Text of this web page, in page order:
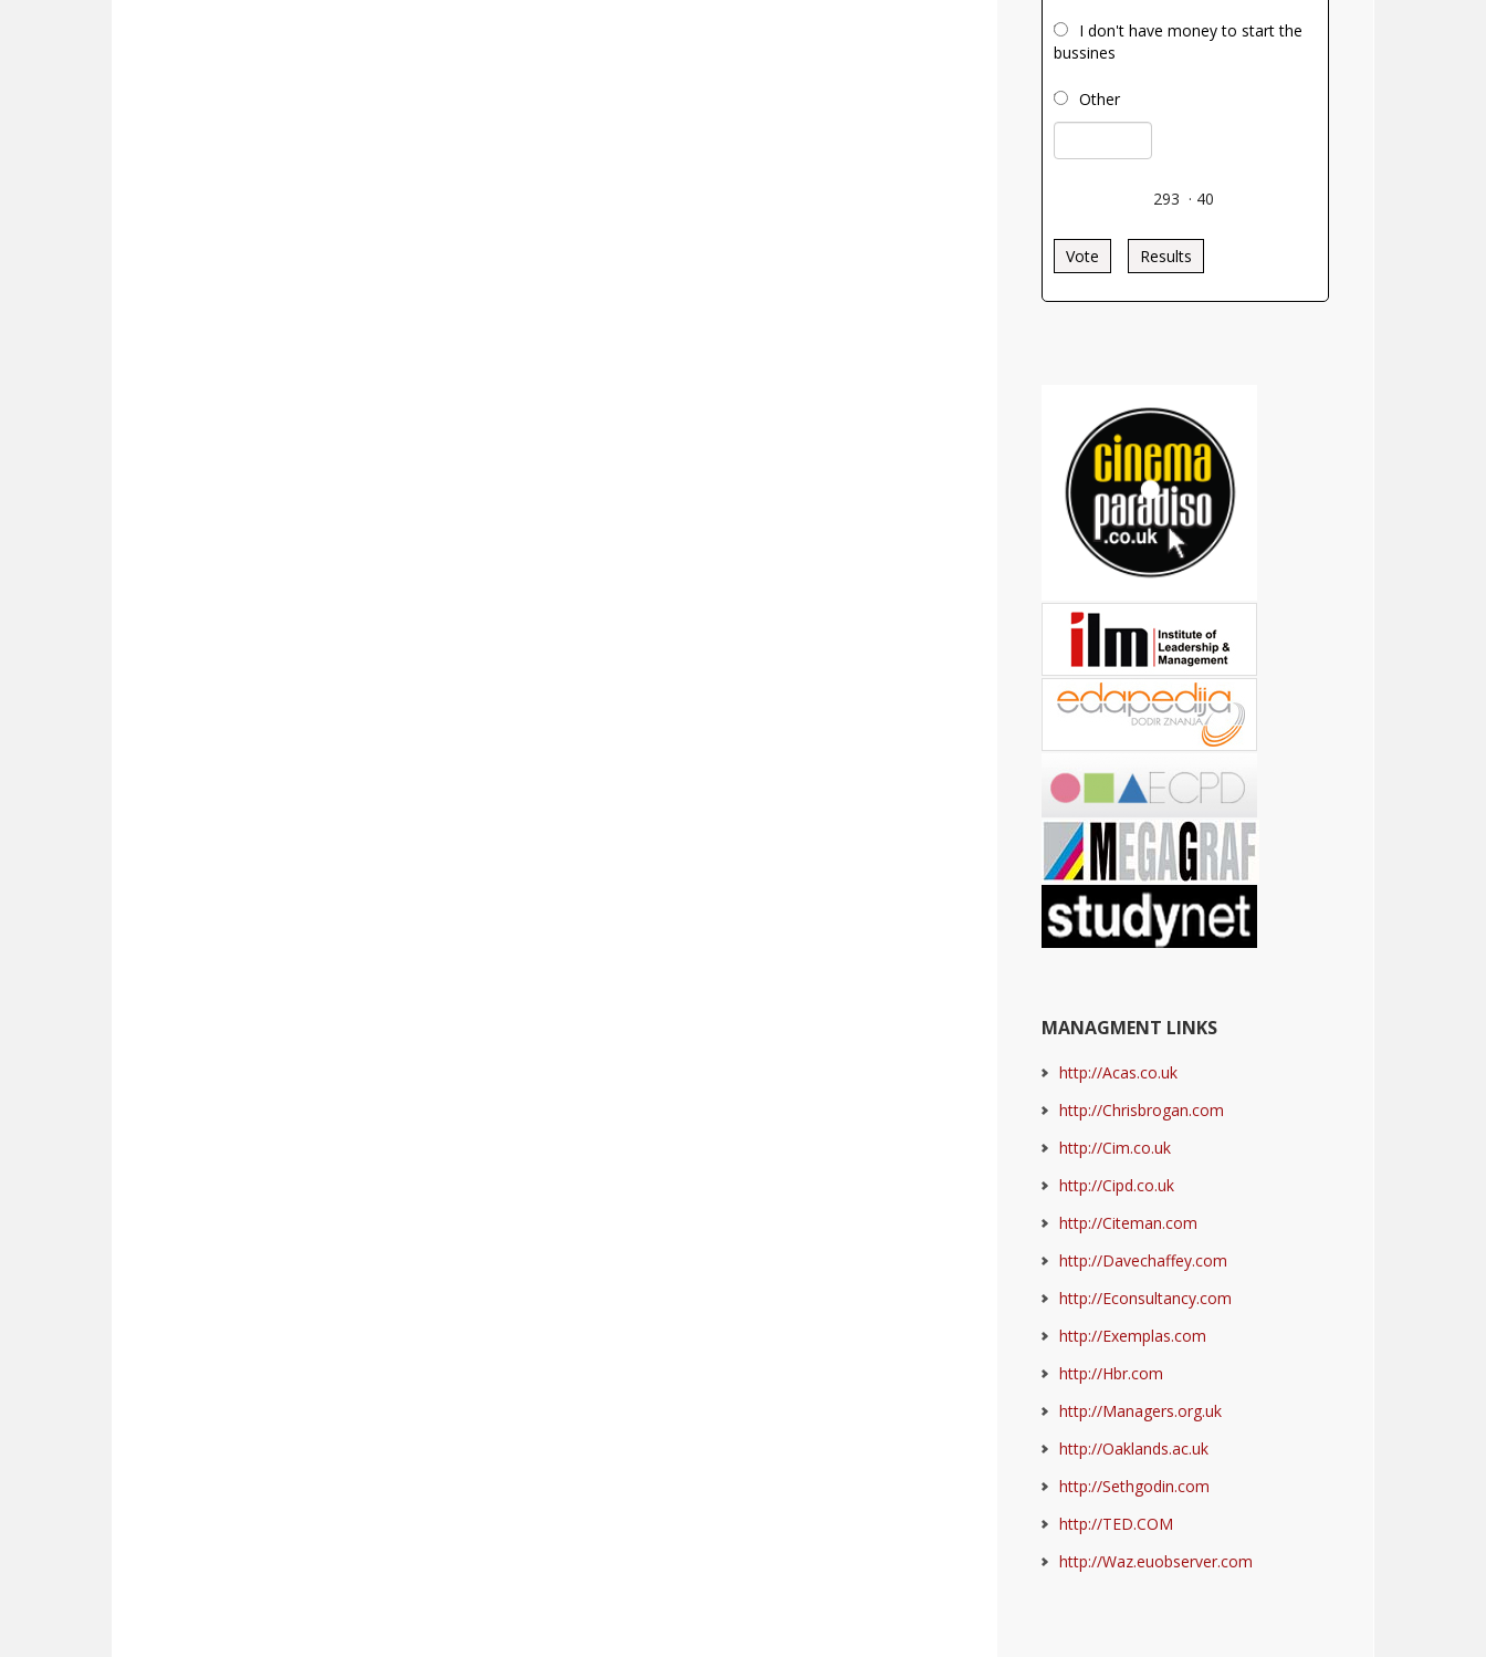
I don't have money to start the
bussines
Other
293 · 40
Vote Results
MANAGMENT LINKS
http://Acas.co.uk
http://Chrisbrogan.com
http://Cim.co.uk
http://Cipd.co.uk
http://Citeman.com
http://Davechaffey.com
http://Econsultancy.com
http://Exemplas.com
http://Hbr.com
http://Managers.org.uk
http://Oaklands.ac.uk
http://Sethgodin.com
http://TED.COM
http://Waz.euobserver.com